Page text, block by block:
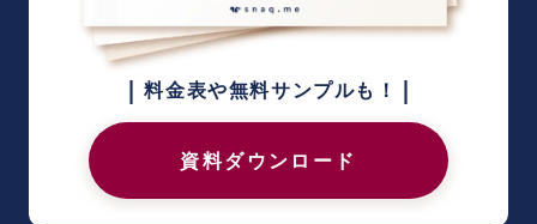
| 料金表や無料サンプルも！ |
資料ダウンロード